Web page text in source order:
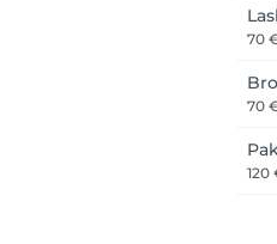
70
70
120